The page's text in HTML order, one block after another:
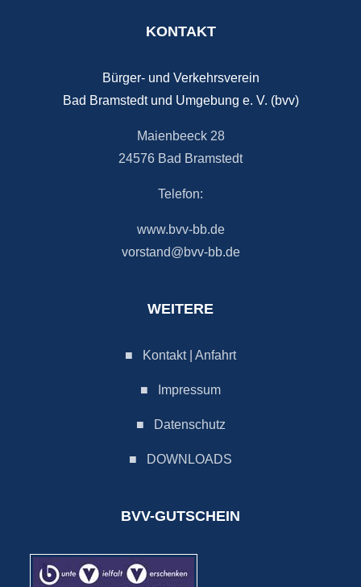
KONTAKT
Bürger- und Verkehrsverein
Bad Bramstedt und Umgebung e. V. (bvv)
Maienbeeck 28
24576 Bad Bramstedt
Telefon:
www.bvv-bb.de
vorstand@bvv-bb.de
WEITERE
■ Kontakt | Anfahrt
■ Impressum
■ Datenschutz
■ DOWNLOADS
BVV-GUTSCHEIN